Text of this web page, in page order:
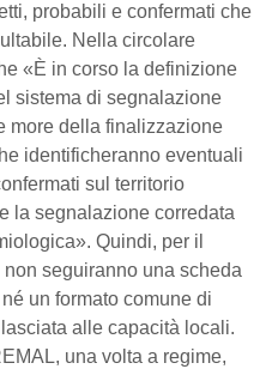
probabili e confermati che
Nella circolare
«È in corso la definizione
sistema di segnalazione
more della finalizzazione
identificheranno eventuali
sul territorio
la segnalazione corredata
». Quindi, per il
seguiranno una scheda
un formato comune di
alle capacità locali.
una volta a regime,